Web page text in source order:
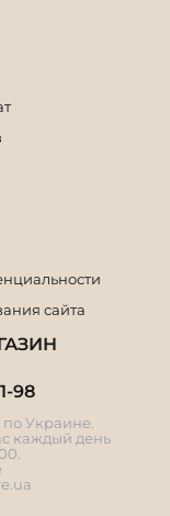
сайта
98
Украине.
каждый день